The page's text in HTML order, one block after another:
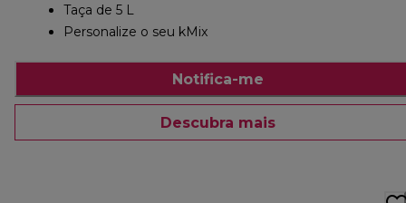
Taça de 5 L
Personalize o seu kMix
Notifica-me
Descubra mais